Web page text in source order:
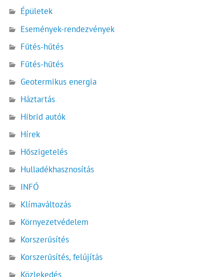
Épületek
Események-rendezvények
Fűtés-hűtés
Fűtés-hűtés
Geotermikus energia
Háztartás
Hibrid autók
Hírek
Hőszigetelés
Hulladékhasznosítás
INFÓ
Klímaváltozás
Környezetvédelem
Korszerűsítés
Korszerűsítés, felújítás
Közlekedés